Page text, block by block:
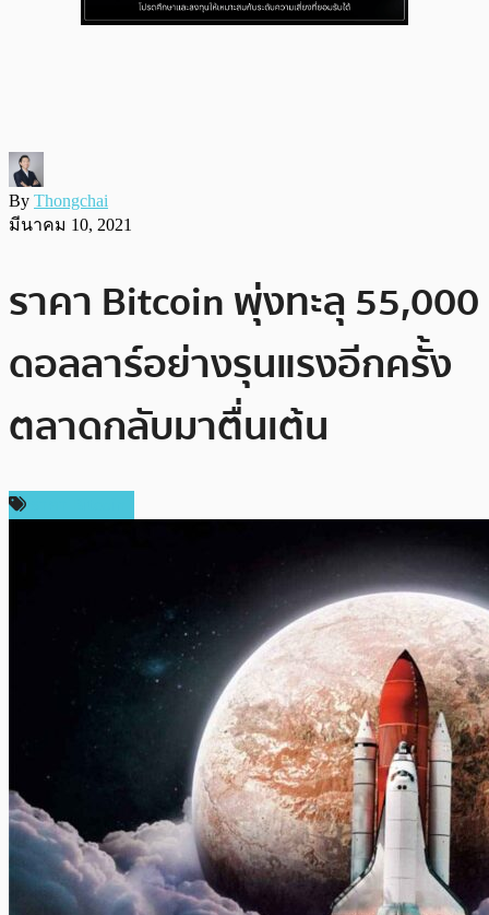
By Thongchai
มีนาคม 10, 2021
ราคา Bitcoin พุ่งทะลุ 55,000
ดอลลาร์อย่างรุนแรงอีกครั้ง
ตลาดกลับมาตื่นเต้น